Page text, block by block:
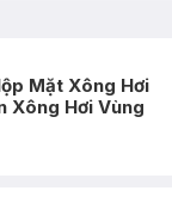
Mặt Xông Hơi
Xông Hơi Vùng